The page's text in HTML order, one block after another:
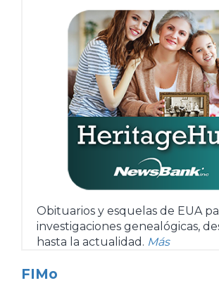
Obituarios y esquelas de EUA
investigaciones genealógicas,
hasta la actualidad. Más
FIMo